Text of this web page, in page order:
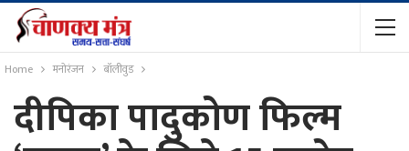
Home मनोरंजन बॉलीवुड
दीपिका पादुकोण फिल्म